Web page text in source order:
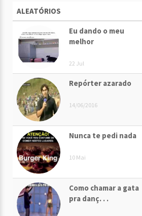
ALEATÓRIOS
Eu dando o meu
melhor
22 Jul
Repórter azarado
14/06/2016
Nunca te pedi nada
10 Mai
Como chamar a gata
pra danç. . .